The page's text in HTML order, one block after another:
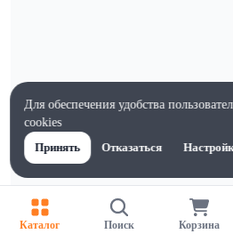
Характеристики
Каталог Поиск Корзина
Для обеспечения удобства
cookies
Принять
Отказаться